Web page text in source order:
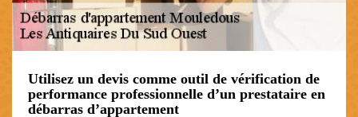
Utilisez un devis comme outil de vérification de
performance professionnelle d’un prestataire en
débarras d’appartement